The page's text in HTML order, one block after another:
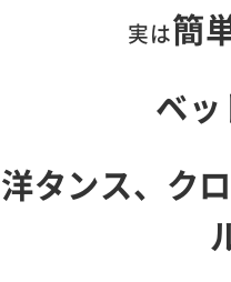
実は簡
ベッ
洋タンス、ク